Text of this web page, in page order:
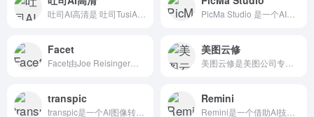
Facet 美图云修
transpic Remini